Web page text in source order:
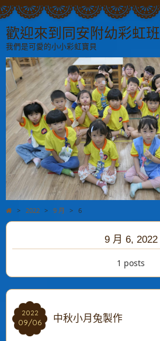
歡迎來到同安附幼彩虹班
我們是可愛的小小彩虹寶貝
> 2022 > 9 月 > 6
9 月 6, 2022
1 posts
2022
09/06
2022
09/06 中秋小月兔製作